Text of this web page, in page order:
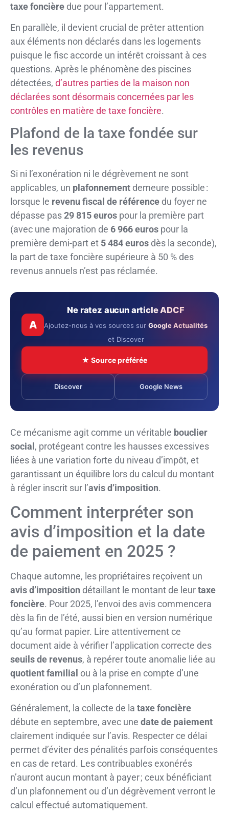
taxe foncière due pour l’appartement.
En parallèle, il devient crucial de prêter attention
aux éléments non déclarés dans les logements
puisque le fisc accorde un intérêt croissant à ces
questions. Après le phénomène des piscines
détectées, d’autres parties de la maison non
déclarées sont désormais concernées par les
contrôles en matière de taxe foncière.
Plafond de la taxe fondée sur
les revenus
Si ni l’exonération ni le dégrèvement ne sont
applicables, un plafonnement demeure possible :
lorsque le revenu fiscal de référence du foyer ne
dépasse pas29 815 euros pour la première part
(avec une majoration de 6 966 euros pour la
première demi-part et 5 484 euros dès la seconde),
la part de taxe foncière supérieure à 50 % des
revenus annuels n’est pas réclamée.
A
Ne ratez aucun article ADCF
Ajoutez-nous à vos sources sur Google Actualités
et Discover
★ Source préférée
Discover Google News
Ce mécanisme agit comme un véritable bouclier
social , protégeant contre les hausses excessives
liées à une variation forte du niveau d’impôt, et
garantissant un équilibre lors du calcul du montant
à régler inscrit sur l’avis d’imposition.
Comment interpréter son
avis d’imposition et la date
de paiement en 2025 ?
Chaque automne, les propriétaires reçoivent un
avis d’imposition détaillant le montant de leurtaxe
foncière. Pour 2025, l’envoi des avis commencera
dès la fin de l’été, aussi bien en version numérique
qu’au format papier. Lire attentivement ce
document aide à vérifier l’application correcte des
seuils de revenus, à repérer toute anomalie liée au
quotient familial ou à la prise en compte d’une
exonération ou d’un plafonnement.
Généralement, la collecte de la taxe foncière
débute en septembre, avec une date de paiement
clairement indiquée sur l’avis. Respecter ce délai
permet d’éviter des pénalités parfois conséquentes
en cas de retard. Les contribuables exonérés
n’auront aucun montant à payer ; ceux bénéficiant
d’un plafonnement ou d’un dégrèvement verront le
calcul effectué automatiquement.